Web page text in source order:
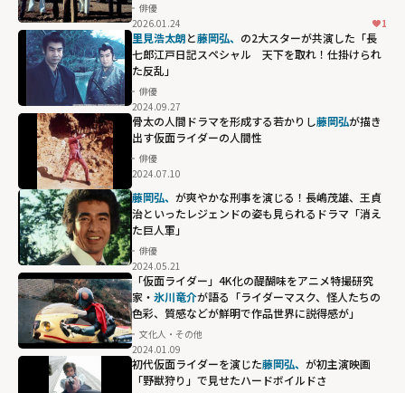
俳優
2026.01.24
1
里見浩太朗と藤岡弘、 の2大スターが共演した「長
七郎江戸日記スペシャル 天下を取れ！仕掛けられ
た反乱」
俳優
2024.09.27
骨太の人間ドラマを形成する若かりし藤岡弘が描き
出す仮面ライダーの人間性
俳優
2024.07.10
藤岡弘、 が爽やかな刑事を演じる！長嶋茂雄、王貞
治といったレジェンドの姿も見られるドラマ「消え
た巨人軍」
俳優
2024.05.21
「仮面ライダー」4K化の醍醐味をアニメ特撮研究
家・ 氷川竜介が語る「ライダーマスク、怪人たちの
色彩、質感などが鮮明で作品世界に説得感が」
文化人・その他
2024.01.09
初代仮面ライダーを演じた藤岡弘、 が初主演映画
「野獣狩り」で見せたハードボイルドさ